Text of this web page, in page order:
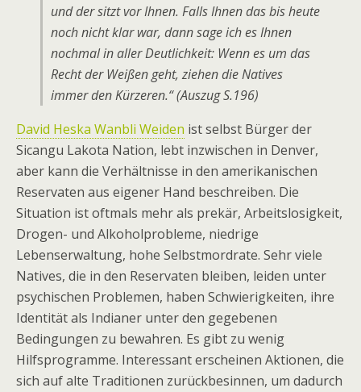
und der sitzt vor Ihnen. Falls Ihnen das bis heute
noch nicht klar war, dann sage ich es Ihnen
nochmal in aller Deutlichkeit: Wenn es um das
Recht der Weißen geht, ziehen die Natives
immer den Kürzeren.“ (Auszug S.196)
David Heska Wanbli Weiden ist selbst Bürger der
Sicangu Lakota Nation, lebt inzwischen in Denver,
aber kann die Verhältnisse in den amerikanischen
Reservaten aus eigener Hand beschreiben. Die
Situation ist oftmals mehr als prekär, Arbeitslosigkeit,
Drogen- und Alkoholprobleme, niedrige
Lebenserwaltung, hohe Selbstmordrate. Sehr viele
Natives, die in den Reservaten bleiben, leiden unter
psychischen Problemen, haben Schwierigkeiten, ihre
Identität als Indianer unter den gegebenen
Bedingungen zu bewahren. Es gibt zu wenig
Hilfsprogramme. Interessant erscheinen Aktionen, die
sich auf alte Traditionen zurückbesinnen, um dadurch